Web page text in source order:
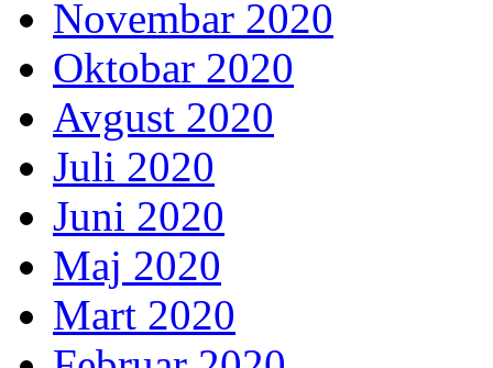
Novembar 2020
Oktobar 2020
Avgust 2020
Juli 2020
Juni 2020
Maj 2020
Mart 2020